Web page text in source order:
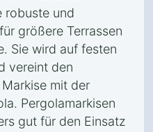
robuste und
größere Terrassen
Sie wird auf festen
vereint den
mit der
Pergolamarkisen
gut für den Einsatz